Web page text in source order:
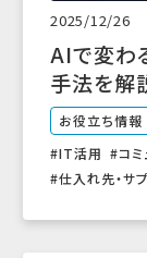
2025/12/26
AIで変わ
手法を解
お役立ち情報
IT活用
コ
仕入れ先・サ